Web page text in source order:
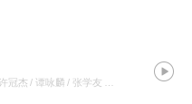
徐小凤 / 关正杰 / 梅艳芳 / 罗文 / 叶丽仪 / 许冠杰 / 谭咏麟 / 张学友 / 邝美云 / 吕方 / 林忆莲 / 陈洁灵 / 张国荣 / 林子祥 / 叶蒨文 / 钟镇涛 / 甄妮 / 陈百强 / 陈慧娴 / 卢冠廷 / 刘美君 / 文佩玲 / 夏韶声 / Raidas / 蔡国权 / 区瑞强 / 杜德伟 / 刘天兰 / 张德兰 / 蒋丽萍 / 太极乐队 / 陈美玲 / 李丽蕊 / 雷安娜 / 林志美 / 郭小霖 / 陈松伶 / 蔡枫华